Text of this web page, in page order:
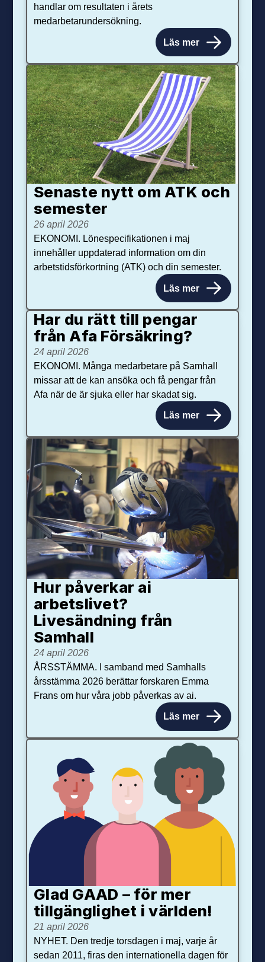
handlar om resultaten i årets
medarbetarundersökning.
Läs mer
Senaste nytt om ATK och
se­mester
26 april 2026
EKONOMI. Lönespecifikationen i maj
innehåller uppdaterad information om din
arbetstidsförkortning (ATK) och din semester.
Läs mer
Har du rätt till pengar
från Afa Försäkring?
24 april 2026
EKONOMI. Många medarbetare på Samhall
missar att de kan ansöka och få pengar från
Afa när de är sjuka eller har skadat sig.
Läs mer
Hur påverkar ai
arbetslivet?
Livesändning från
Samhall
24 april 2026
ÅRSSTÄMMA. I samband med Samhalls
årsstämma 2026 berättar forskaren Emma
Frans om hur våra jobb påverkas av ai.
Läs mer
Glad GAAD – för mer
tillgänglighet i världen!
21 april 2026
NYHET. Den tredje torsdagen i maj, varje år
sedan 2011, firas den internationella dagen för